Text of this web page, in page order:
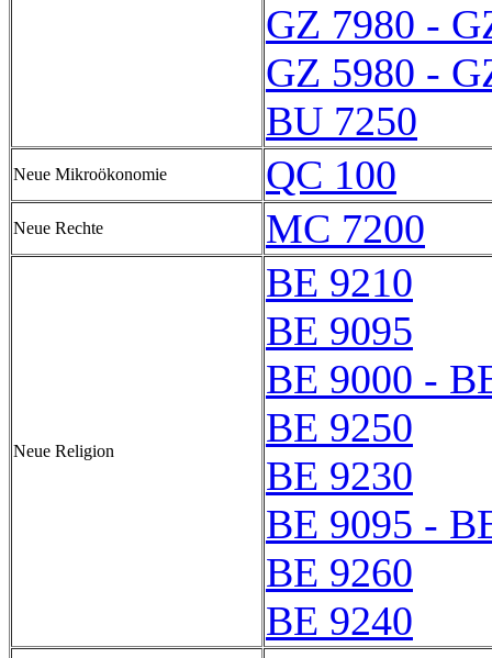
GZ 7980 -
GZ 5980 -
BU 7250
Neue Mikroökonomie QC 100
Neue Rechte MC 7200
Neue Religion
BE 9210
BE 9095
BE 9000 -
BE 9250
BE 9230
BE 9095 -
BE 9260
BE 9240